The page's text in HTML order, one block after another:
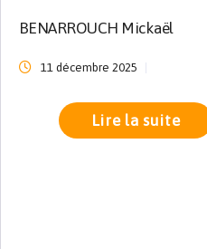
BENARROUCH Mickaël
11 décembre 2025
Lire la suite